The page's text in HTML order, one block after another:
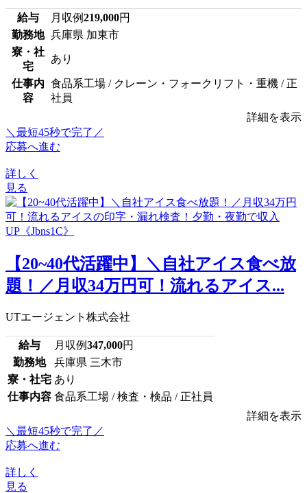
給与 月収例219,000円
勤務地 兵庫県 加東市
寮・社
宅
あり
仕事内
容
食品系工場 / クレーン・フォークリフト・重機 / 正
社員
詳細を表示
＼最短45秒で完了／
応募へ進む
詳しく
見る
【20~40代活躍中】＼自社アイス食べ放
題！／月収34万円可！流れるアイス...
UTエージェント株式会社
給与 月収例347,000円
勤務地
兵庫県 三木市
寮・社宅 あり
仕事内容 食品系工場 / 検査・検品 / 正社員
詳細を表示
＼最短45秒で完了／
応募へ進む
詳しく
見る